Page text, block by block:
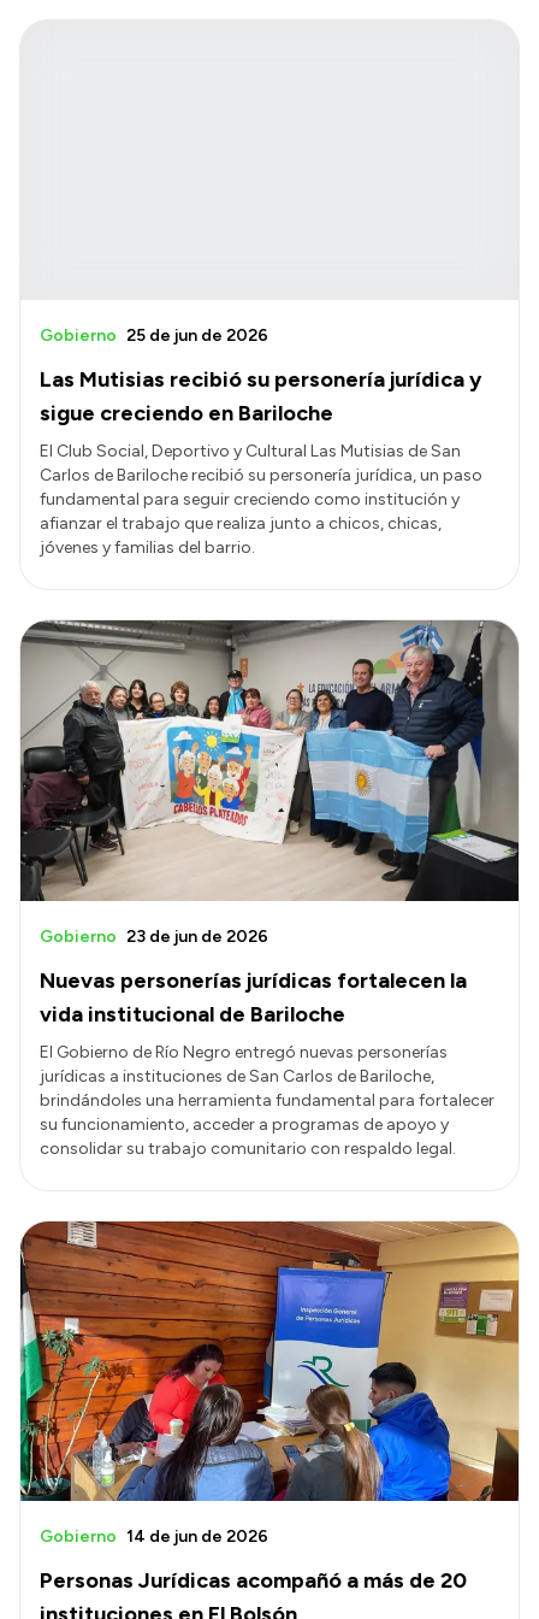
Las Mutisias recibió su personería jurídica y
sigue creciendo en Bariloche
Gobierno 25 de jun de 2026
El Club Social, Deportivo y Cultural Las Mutisias de San
Carlos de Bariloche recibió su personería jurídica, un paso
fundamental para seguir creciendo como institución y
afianzar el trabajo que realiza junto a chicos, chicas,
jóvenes y familias del barrio.
Nuevas personerías jurídicas fortalecen la
vida institucional de Bariloche
Gobierno 23 de jun de 2026
El Gobierno de Río Negro entregó nuevas personerías
jurídicas a instituciones de San Carlos de Bariloche,
brindándoles una herramienta fundamental para fortalecer
su funcionamiento, acceder a programas de apoyo y
consolidar su trabajo comunitario con respaldo legal.
Personas Jurídicas acompañó a más de 20
Gobierno 14 de jun de 2026